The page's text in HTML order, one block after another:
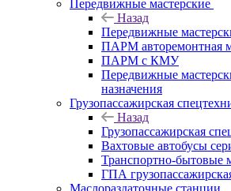
Передвижные мастерские
Назад
Передвижные
ПАРМ авторемонтная
ПАРМ с КМУ
Передвижные
назначения
Грузопассажирская
Назад
Грузопассажирская
Вахтовые автобусы
Транспортно-
ГПА
Маслораздаточные станции